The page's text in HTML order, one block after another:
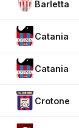
Barletta
Catania
Catania
Crotone